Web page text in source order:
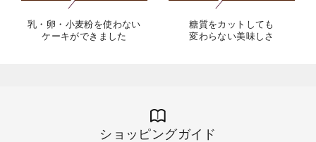
乳・卵・小麦粉を使わない
ケーキができました
糖質をカットしても
変わらない美味しさ
ショッピングガイド